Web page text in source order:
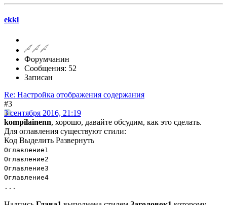
ekkl
Форумчанин
Сообщения: 52
Записан
Re: Настройка отображения содержания
#3
3 сентября 2016, 21:19
kompilainenn, хорошо, давайте обсудим, как это сделать.
Для оглавления существуют стили:
Код Выделить Развернуть
Оглавление1
Оглавление2
Оглавление3
Оглавление4
...